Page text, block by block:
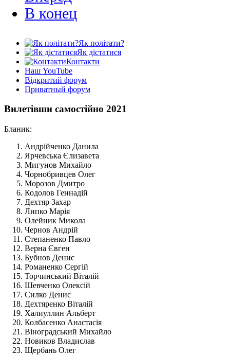
В конец
Як політати?
Як дістатися
Контакти
Наш YouTube
Відкритий форум
Приватный форум
Вилетівши самостійно 2021
Бланик:
Андрійченко Данила
Ярчевська Єлизавета
Мигунов Михайло
Чорнобривцев Олег
Морозов Дмитро
Кодолов Геннадій
Дехтяр Захар
Липко Марія
Олейник Микола
Чернов Андрій
Степаненко Павло
Верна Євген
Бубнов Денис
Романенко Сергій
Торчинський Віталій
Шевченко Олексій
Силко Денис
Дехтяренко Віталій
Халиуллин Альберт
Колбасенко Анастасія
Віноградський Михайло
Новиков Владислав
Щербань Олег